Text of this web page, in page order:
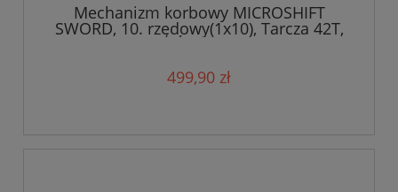
Mechanizm korbowy MICROSHIFT
SWORD, 10. rzędowy(1x10), Tarcza 42T,
Ramię 175mm, Średnica wałku 24mm
499,90 zł